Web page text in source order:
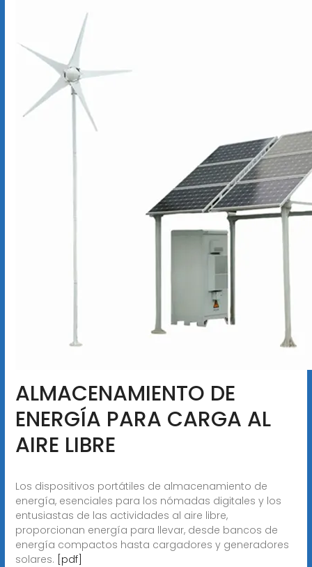
ALMACENAMIENTO DE
ENERGÍA PARA CARGA AL
AIRE LIBRE
Los dispositivos portátiles de almacenamiento de
energía, esenciales para los nómadas digitales y los
entusiastas de las actividades al aire libre,
proporcionan energía para llevar, desde bancos de
energía compactos hasta cargadores y generadores
solares. [pdf]